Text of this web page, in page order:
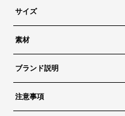
サイズ
素材
ブランド説明
注意事項